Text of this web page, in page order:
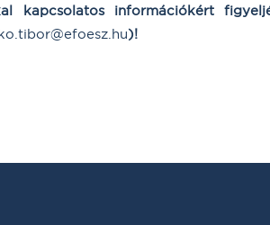
kapcsolatos információkért
)!